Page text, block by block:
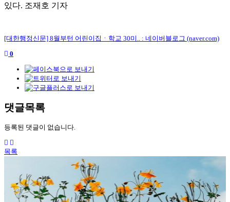
있다. 조재호 기자
[대한행정신문] 8월부턴 어린이집ㆍ학교 30미.. : 네이버블로그 (naver.com)
0
댓글목록
등록된 댓글이 없습니다.
목록